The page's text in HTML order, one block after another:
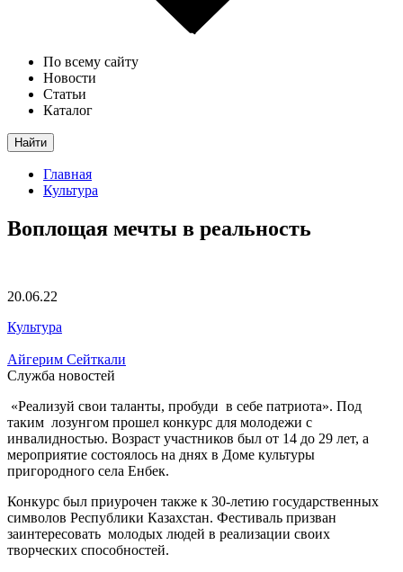
По всему сайту
Новости
Статьи
Каталог
Найти
Главная
Культура
Воплощая мечты в реальность
20.06.22
Культура
Айгерим Сейткали
Служба новостей
«Реализуй свои таланты, пробуди в себе патриота». Под
таким лозунгом прошел конкурс для молодежи с
инвалидностью. Возраст участников был от 14 до 29 лет, а
мероприятие состоялось на днях в Доме культуры
пригородного села Енбек.
Конкурс был приурочен также к 30-летию государственных
символов Республики Казахстан. Фестиваль призван
заинтересовать молодых людей в реализации своих
творческих способностей.